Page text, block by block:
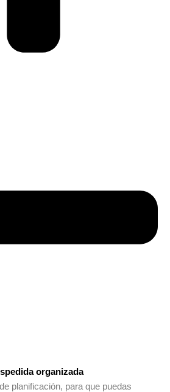
organizada
planificación, para que puedas